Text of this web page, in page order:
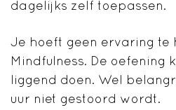
dagelijks zelf toepassen.
Je hoeft geen ervaring te
Mindfulness. De oefening
liggend doen. Wel
uur niet gestoord wordt.